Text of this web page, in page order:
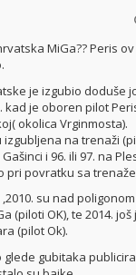
MiGa?? Peris
je izgubio doduše
kad je oboren pilot
okolica Vrginmosta).
izgubljena na trenaži
i 96. ili 97. na
pri povratku sa
su nad
(piloti OK), te 2014.
(pilot Ok).
glede gubitaka